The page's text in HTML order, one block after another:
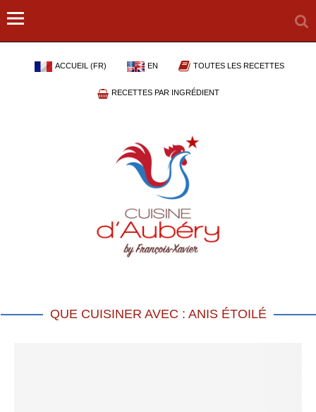
ACCUEIL (FR) EN TOUTES LES RECETTES
RECETTES PAR INGRÉDIENT
QUE CUISINER AVEC : ANIS ÉTOILÉ